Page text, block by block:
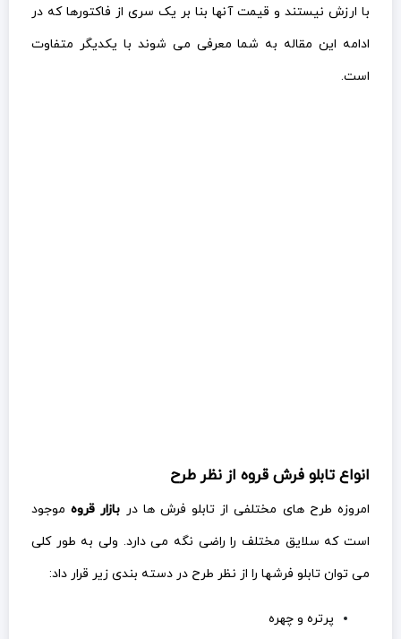
با ارزش نیستند و قیمت آنها بنا بر یک سری از فاکتورها که در
ادامه این مقاله به شما معرفی می شوند با یکدیگر متفاوت
است.
انواع تابلو فرش قروه از نظر طرح
امروزه طرح های مختلفی از تابلو فرش ها در بازار قروه موجود
است که سلایق مختلف را راضی نگه می دارد. ولی به طور کلی
می توان تابلو فرشها را از نظر طرح در دسته بندی زیر قرار داد:
پرتره و چهره